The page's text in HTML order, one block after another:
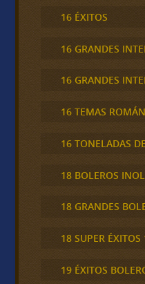
16 ÉXITOS
16 GRANDES
16 GRANDES
16 TEMAS
16 TONELADAS
18 BOLEROS
18 GRANDES
18 SUPER
19 ÉXITOS